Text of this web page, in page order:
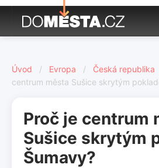
Úvod / Evropa / Česká republika
centrum města Sušice skrytým
Proč je centrum
Sušice skrytým
Šumavy?